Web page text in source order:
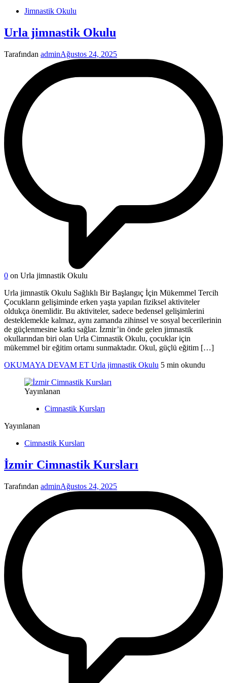
Jimnastik Okulu
Urla jimnastik Okulu
Tarafından adminAğustos 24, 2025
0 on Urla jimnastik Okulu
Urla jimnastik Okulu Sağlıklı Bir Başlangıç İçin Mükemmel Tercih
Çocukların gelişiminde erken yaşta yapılan fiziksel aktiviteler
oldukça önemlidir. Bu aktiviteler, sadece bedensel gelişimlerini
desteklemekle kalmaz, aynı zamanda zihinsel ve sosyal becerilerinin
de güçlenmesine katkı sağlar. İzmir’in önde gelen jimnastik
okullarından biri olan Urla Cimnastik Okulu, çocuklar için
mükemmel bir eğitim ortamı sunmaktadır. Okul, güçlü eğitim […]
OKUMAYA DEVAM ET Urla jimnastik Okulu 5 min okundu
Yayınlanan
Cimnastik Kursları
Yayınlanan
Cimnastik Kursları
İzmir Cimnastik Kursları
Tarafından adminAğustos 24, 2025